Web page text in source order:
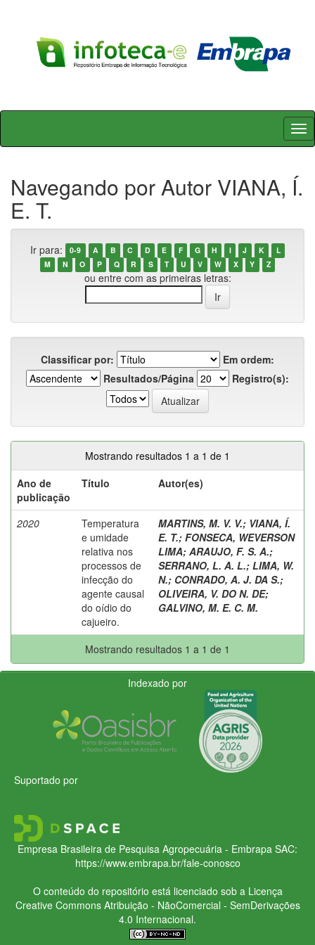
Skip
Navegando por Autor VIANA, Í.
E. T.
Ir para: 0-9 A B C D E F G H I J K
L
M
N O P Q R S T U V W X Y Z
ou entre com as primeiras letras:
Classificar por:
Em ordem:
Resultados/Página
Registro(s):
Mostrando resultados 1 a 1 de 1
Ano de
publicação
Título Autor(es)
2020
Temperatura
e umidade
relativa nos
processos de
infecção do
agente causal
do oídio do
cajueiro.
MARTINS, M. V. V.; VIANA, Í.
E. T.; FONSECA, WEVERSON
LIMA; ARAUJO, F. S. A.;
SERRANO, L. A. L.; LIMA, W.
N.; CONRADO, A. J. DA S.;
OLIVEIRA, V. DO N. DE;
GALVINO, M. E. C. M.
Mostrando resultados 1 a 1 de 1
Indexado por
Suportado por
Empresa Brasileira de Pesquisa Agropecuária - Embrapa SAC:
https://www.embrapa.br/fale-conosco
O conteúdo do repositório está licenciado sob a Licença
Creative CommonsAtribuição - NãoComercial - SemDerivações
4.0 Internacional.